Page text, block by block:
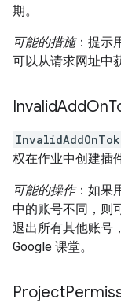
期。
可能的措施：提示
可以从请求网址中
InvalidAddOn
权在作业中创建插
可能的操作：如果
中的账号不同，则
退出所有其他账号
Google 课堂。
Project